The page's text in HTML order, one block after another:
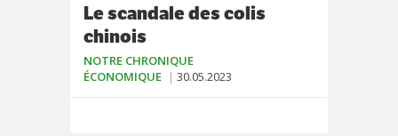
Le scandale des colis
chinois
NOTRE CHRONIQUE
ÉCONOMIQUE
30.05.2023